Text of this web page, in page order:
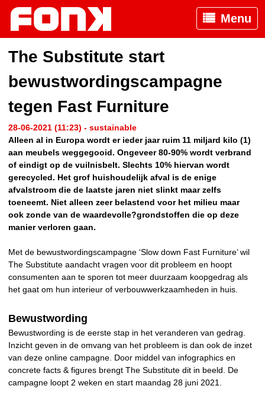
Menu
The Substitute start
bewustwordingscampagne
tegen Fast Furniture
28-06-2021 (11:23) - sustainable
Alleen al in Europa wordt er ieder jaar ruim 11 miljard kilo (1)
aan meubels weggegooid. Ongeveer 80-90% wordt verbrand
of eindigt op de vuilnisbelt. Slechts 10% hiervan wordt
gerecycled. Het grof huishoudelijk afval is de enige
afvalstroom die de laatste jaren niet slinkt maar zelfs
toeneemt. Niet alleen zeer belastend voor het milieu maar
ook zonde van de waardevolle?grondstoffen die op deze
manier verloren gaan.
Met de bewustwordingscampagne ‘Slow down Fast Furniture’ wil
The Substitute aandacht vragen voor dit probleem en hoopt
consumenten aan te sporen tot meer duurzaam koopgedrag als
het gaat om hun interieur of verbouwwerkzaamheden in huis.
Bewustwording
Bewustwording is de eerste stap in het veranderen van gedrag.
Inzicht geven in de omvang van het probleem is dan ook de inzet
van deze online campagne. Door middel van infographics en
concrete facts & figures brengt The Substitute dit in beeld. De
campagne loopt 2 weken en start maandag 28 juni 2021.